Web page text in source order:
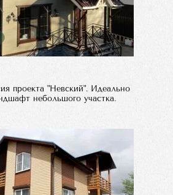
проекта "Невский". Идеально
небольшого участка.